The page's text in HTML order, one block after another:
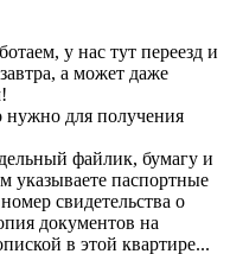
у нас тут переезд и
а может даже
нужно для получения
файлик, бумагу и
указываете паспортные
свидетельства о
документов на
в этой квартире...